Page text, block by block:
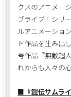
クスのアニメー
ブライブ！シリ
ルアニメーショ
ド作品を生み出
号作品『無敵超
れからも人々の
■『鎧伝サムラ